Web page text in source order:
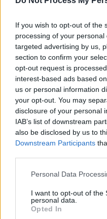
If you wish to opt-out of the
processing of your
targeted advertising by us,
section to confirm your
opt-out request is
interest-based ads based
us or personal information
your opt-out. You may
disclosure of your personal
IAB’s list of downstream
also be disclosed by us to
Downstream Participants
Personal Data
I want to opt-out of the
personal data.
Opted In